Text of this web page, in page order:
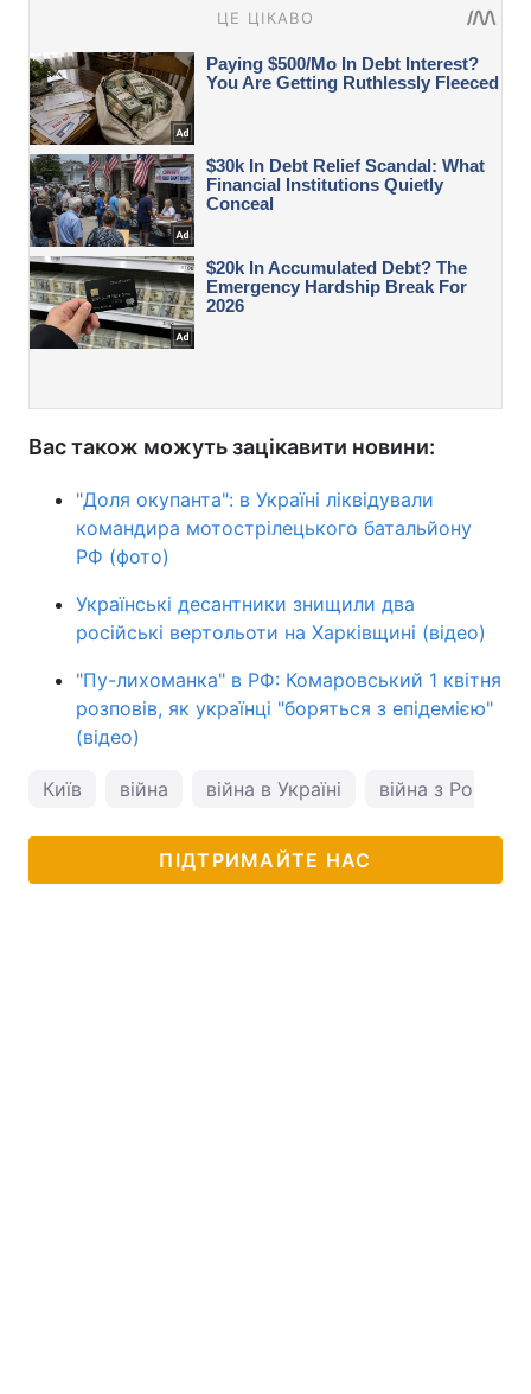
Вас також можуть зацікавити новини:
"Доля окупанта": в Україні ліквідували
командира мотострілецького батальйону
РФ (фото)
Українські десантники знищили два
російські вертольоти на Харківщині (відео)
"Пу-лихоманка" в РФ: Комаровський 1 квітня
розповів, як українці "боряться з епідемією"
(відео)
Київ війна війна в Україні війна з Росією
ПІДТРИМАЙТЕ НАС